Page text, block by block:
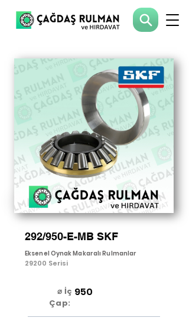
292/950-E-MB SKF
Eksenel Oynak Makaralı Rulmanlar
29200 Serisi
⌀ İç
Çap:
950